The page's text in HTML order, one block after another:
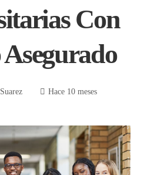
Con
Hace 10 meses